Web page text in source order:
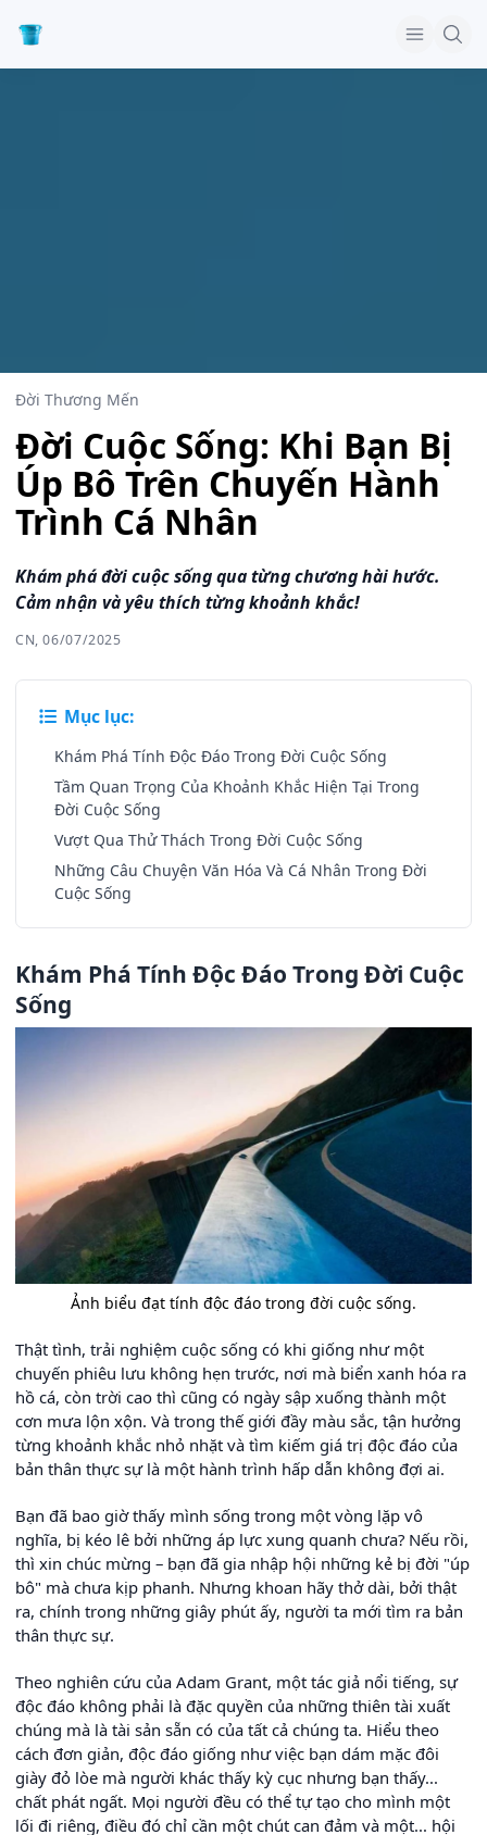
Đời Thương Mến
Đời Cuộc Sống: Khi Bạn Bị
Úp Bô Trên Chuyến Hành
Trình Cá Nhân
Khám phá đời cuộc sống qua từng chương hài hước.
Cảm nhận và yêu thích từng khoảnh khắc!
CN, 06/07/2025
Mục lục:
Khám Phá Tính Độc Đáo Trong Đời Cuộc Sống
Tầm Quan Trọng Của Khoảnh Khắc Hiện Tại Trong
Đời Cuộc Sống
Vượt Qua Thử Thách Trong Đời Cuộc Sống
Những Câu Chuyện Văn Hóa Và Cá Nhân Trong Đời
Cuộc Sống
Khám Phá Tính Độc Đáo Trong Đời Cuộc
Sống
Ảnh biểu đạt tính độc đáo trong đời cuộc sống.
Thật tình, trải nghiệm cuộc sống có khi giống như một
chuyến phiêu lưu không hẹn trước, nơi mà biển xanh hóa ra
hồ cá, còn trời cao thì cũng có ngày sập xuống thành một
cơn mưa lộn xộn. Và trong thế giới đầy màu sắc, tận hưởng
từng khoảnh khắc nhỏ nhặt và tìm kiếm giá trị độc đáo của
bản thân thực sự là một hành trình hấp dẫn không đợi ai.
Bạn đã bao giờ thấy mình sống trong một vòng lặp vô
nghĩa, bị kéo lê bởi những áp lực xung quanh chưa? Nếu rồi,
thì xin chúc mừng – bạn đã gia nhập hội những kẻ bị đời "úp
bô" mà chưa kịp phanh. Nhưng khoan hãy thở dài, bởi thật
ra, chính trong những giây phút ấy, người ta mới tìm ra bản
thân thực sự.
Theo nghiên cứu của Adam Grant, một tác giả nổi tiếng, sự
độc đáo không phải là đặc quyền của những thiên tài xuất
chúng mà là tài sản sẵn có của tất cả chúng ta. Hiểu theo
cách đơn giản, độc đáo giống như việc bạn dám mặc đôi
giày đỏ lòe mà người khác thấy kỳ cục nhưng bạn thấy...
chất phát ngất. Mọi người đều có thể tự tạo cho mình một
lối đi riêng, điều đó chỉ cần một chút can đảm và một... hội